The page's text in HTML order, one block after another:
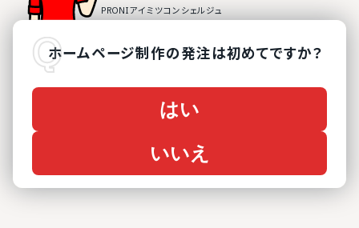
ホームページ制作の発注は初めてですか？
はい
いいえ